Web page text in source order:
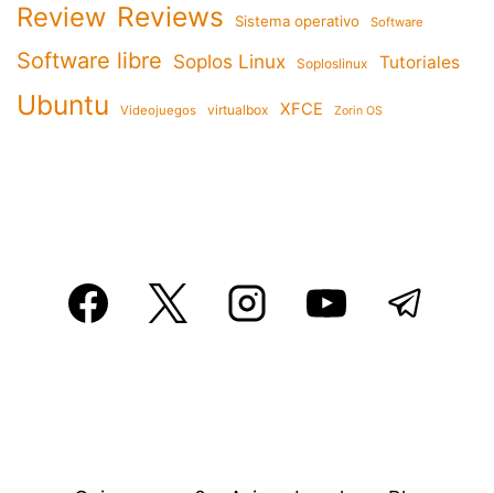
Review Reviews Sistema operativo Software
Software libre Soplos Linux Soploslinux Tutoriales
Ubuntu Videojuegos virtualbox XFCE Zorin OS